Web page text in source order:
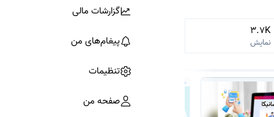
3.7K
نمایش
گزارشات مالی
پیغام‌های من
تنظیمات
صفحه من